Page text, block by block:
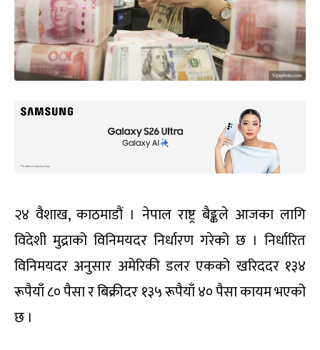
२४ वैशाख, काठमाडौं । नेपाल राष्ट्र बैङ्कले आजका लागि
विदेशी मुद्राको विनिमयदर निर्धारण गरेको छ । निर्धारित
विनिमयदर अनुसार अमेरिकी डलर एकको खरिददर १३४
रूपैयाँ ८० पैसा र बिक्रीदर १३५ रूपैयाँ ४० पैसा कायम भएको
छ ।